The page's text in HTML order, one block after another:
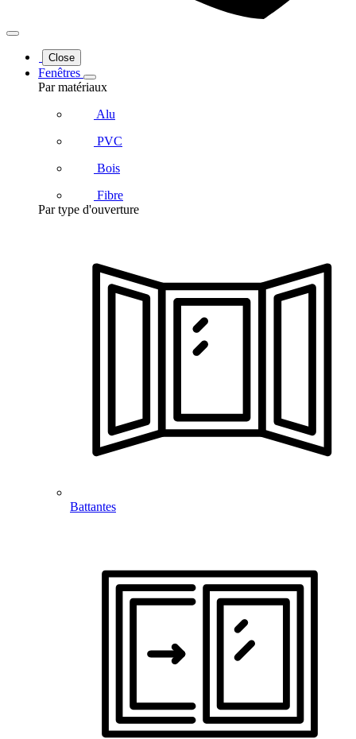
Close
Fenêtres
Par matériaux
Alu
PVC
Bois
Fibre
Par type d'ouverture
Battantes